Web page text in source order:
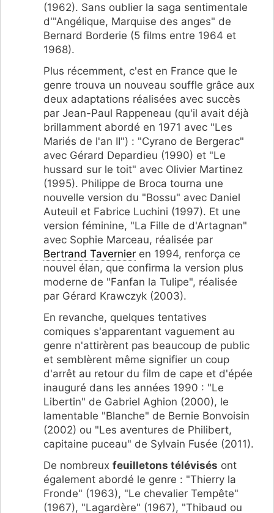
(1962). Sans oublier la saga sentimentale
d'"Angélique, Marquise des anges" de
Bernard Borderie (5 films entre 1964 et
1968).
Plus récemment, c'est en France que le
genre trouva un nouveau souffle grâce aux
deux adaptations réalisées avec succès
par Jean-Paul Rappeneau (qu'il avait déjà
brillamment abordé en 1971 avec "Les
Mariés de l'an II") : "Cyrano de Bergerac"
avec Gérard Depardieu (1990) et "Le
hussard sur le toit" avec Olivier Martinez
(1995). Philippe de Broca tourna une
nouvelle version du "Bossu" avec Daniel
Auteuil et Fabrice Luchini (1997). Et une
version féminine, "La Fille de d'Artagnan"
avec Sophie Marceau, réalisée par
Bertrand Tavernier en 1994, renforça ce
nouvel élan, que confirma la version plus
moderne de "Fanfan la Tulipe", réalisée
par Gérard Krawczyk (2003).
En revanche, quelques tentatives
comiques s'apparentant vaguement au
genre n'attirèrent pas beaucoup de public
et semblèrent même signifier un coup
d'arrêt au retour du film de cape et d'épée
inauguré dans les années 1990 : "Le
Libertin" de Gabriel Aghion (2000), le
lamentable "Blanche" de Bernie Bonvoisin
(2002) ou "Les aventures de Philibert,
capitaine puceau" de Sylvain Fusée (2011).
De nombreux feuilletons télévisés ont
également abordé le genre : "Thierry la
Fronde" (1963), "Le chevalier Tempête"
(1967), "Lagardère" (1967), "Thibaud ou